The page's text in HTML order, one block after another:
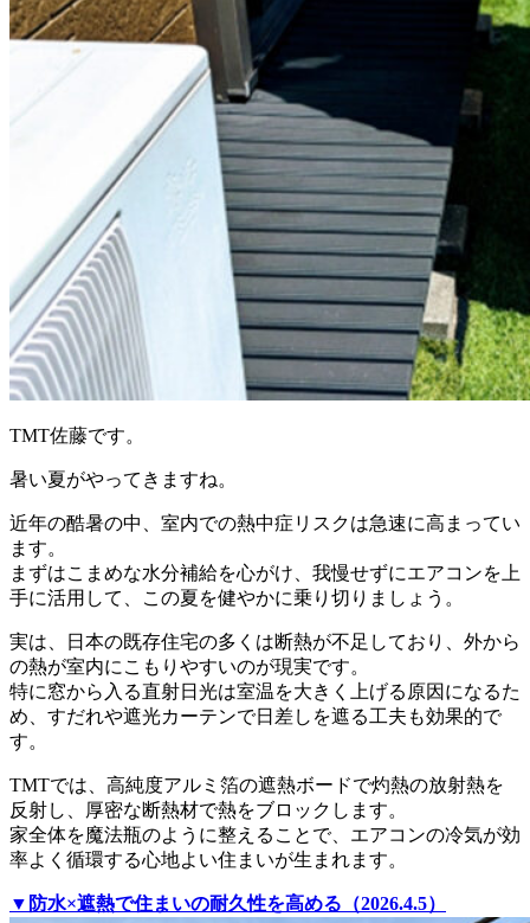
TMT佐藤です。
暑い夏がやってきますね。
近年の酷暑の中、室内での熱中症リスクは急速に高まってい
ます。
まずはこまめな水分補給を心がけ、我慢せずにエアコンを上
手に活用して、この夏を健やかに乗り切りましょう。
実は、日本の既存住宅の多くは断熱が不足しており、外から
の熱が室内にこもりやすいのが現実です。
特に窓から入る直射日光は室温を大きく上げる原因になるた
め、すだれや遮光カーテンで日差しを遮る工夫も効果的で
す。
TMTでは、高純度アルミ箔の遮熱ボードで灼熱の放射熱を
反射し、厚密な断熱材で熱をブロックします。
家全体を魔法瓶のように整えることで、エアコンの冷気が効
率よく循環する心地よい住まいが生まれます。
▼防水×遮熱で住まいの耐久性を高める（2026.4.5）